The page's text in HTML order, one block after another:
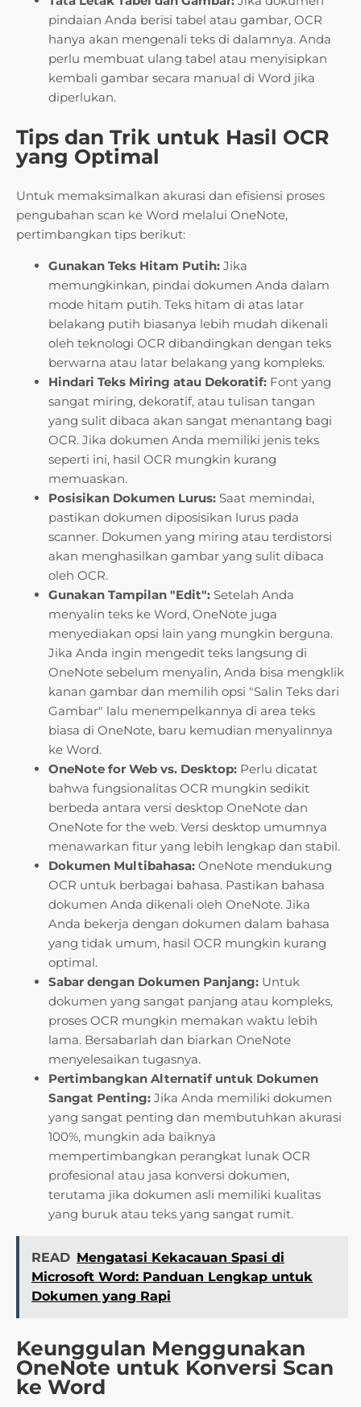
pindaian Anda berisi tabel atau gambar, OCR
hanya akan mengenali teks di dalamnya. Anda
perlu membuat ulang tabel atau menyisipkan
kembali gambar secara manual di Word jika
diperlukan.
Tips dan Trik untuk Hasil OCR
yang Optimal
Untuk memaksimalkan akurasi dan efisiensi proses
pengubahan scan ke Word melalui OneNote,
pertimbangkan tips berikut:
Gunakan Teks Hitam Putih: Jika
memungkinkan, pindai dokumen Anda dalam
mode hitam putih. Teks hitam di atas latar
belakang putih biasanya lebih mudah dikenali
oleh teknologi OCR dibandingkan dengan teks
berwarna atau latar belakang yang kompleks.
Hindari Teks Miring atau Dekoratif: Font yang
sangat miring, dekoratif, atau tulisan tangan
yang sulit dibaca akan sangat menantang bagi
OCR. Jika dokumen Anda memiliki jenis teks
seperti ini, hasil OCR mungkin kurang
memuaskan.
Posisikan Dokumen Lurus: Saat memindai,
pastikan dokumen diposisikan lurus pada
scanner. Dokumen yang miring atau terdistorsi
akan menghasilkan gambar yang sulit dibaca
oleh OCR.
Gunakan Tampilan "Edit": Setelah Anda
menyalin teks ke Word, OneNote juga
menyediakan opsi lain yang mungkin berguna.
Jika Anda ingin mengedit teks langsung di
OneNote sebelum menyalin, Anda bisa mengklik
kanan gambar dan memilih opsi "Salin Teks dari
Gambar" lalu menempelkannya di area teks
biasa di OneNote, baru kemudian menyalinnya
ke Word.
OneNote for Web vs. Desktop: Perlu dicatat
bahwa fungsionalitas OCR mungkin sedikit
berbeda antara versi desktop OneNote dan
OneNote for the web. Versi desktop umumnya
menawarkan fitur yang lebih lengkap dan stabil.
Dokumen Multibahasa: OneNote mendukung
OCR untuk berbagai bahasa. Pastikan bahasa
dokumen Anda dikenali oleh OneNote. Jika
Anda bekerja dengan dokumen dalam bahasa
yang tidak umum, hasil OCR mungkin kurang
optimal.
Sabar dengan Dokumen Panjang: Untuk
dokumen yang sangat panjang atau kompleks,
proses OCR mungkin memakan waktu lebih
lama. Bersabarlah dan biarkan OneNote
menyelesaikan tugasnya.
Pertimbangkan Alternatif untuk Dokumen
Sangat Penting: Jika Anda memiliki dokumen
yang sangat penting dan membutuhkan akurasi
100%, mungkin ada baiknya
mempertimbangkan perangkat lunak OCR
profesional atau jasa konversi dokumen,
terutama jika dokumen asli memiliki kualitas
yang buruk atau teks yang sangat rumit.
READ Mengatasi Kekacauan Spasi di
Microsoft Word: Panduan Lengkap untuk
Dokumen yang Rapi
Keunggulan Menggunakan
OneNote untuk Konversi Scan
ke Word